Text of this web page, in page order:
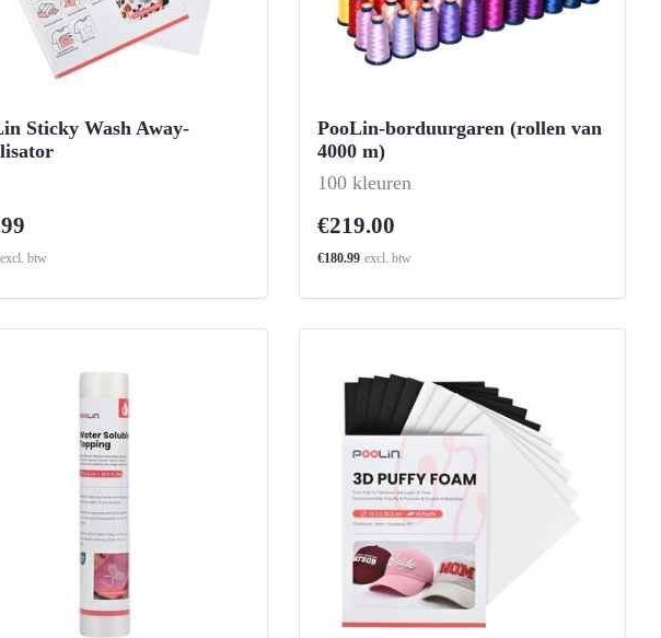
Sticky Wash Away-
excl. btw
PooLin-borduurgaren (rollen van
4000 m)
100 kleuren
€219.00
€180.99 excl. btw